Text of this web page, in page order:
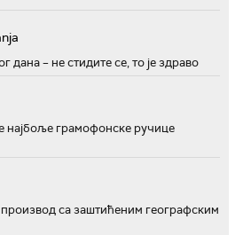
дана – не стидите се, то је здраво
најбоље грамофонске ручице
са заштићеним географским